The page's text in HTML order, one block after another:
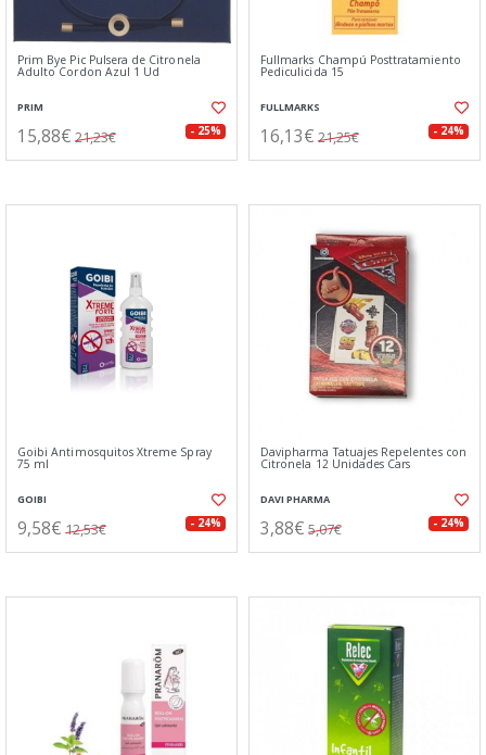
Prim Bye Pic Pulsera de Citronela
Adulto Cordon Azul 1 Ud
PRIM
15,88€ 21,23€ - 25%
Fullmarks Champú Posttratamiento
Pediculicida 15
FULLMARKS
16,13€ 21,25€ - 24%
Goibi Antimosquitos Xtreme Spray
75 ml
GOIBI
9,58€ 12,53€ - 24%
Davipharma Tatuajes Repelentes con
Citronela 12 Unidades Cars
DAVI PHARMA
3,88€ 5,07€ - 24%